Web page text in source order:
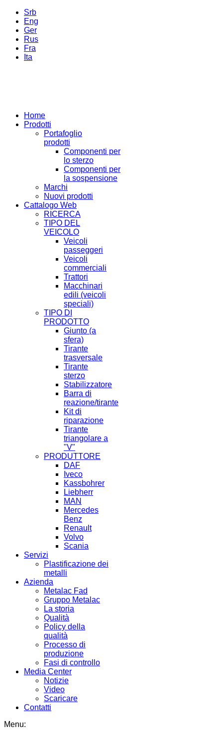
Srb
Eng
Ger
Rus
Fra
Ita
Home
Prodotti
Portafoglio
prodotti
Componenti per
lo sterzo
Componenti per
la sospensione
Marchi
Nuovi prodotti
Cattalogo Web
RICERCA
TIPO DEL
VEICOLO
Veicoli
passeggeri
Veicoli
commerciali
Trattori
Macchinari
edili (veicoli
speciali)
TIPO DI
PRODOTTO
Giunto (a
sfera)
Tirante
trasversale
Tirante
sterzo
Stabilizzatore
Barra di
reazione/tirante
Kit di
riparazione
Tirante
triangolare a
"V"
PRODUTTORE
DAF
Iveco
Kassbohrer
Liebherr
MAN
Mercedes
Benz
Renault
Volvo
Scania
Servizi
Plastificazione dei
metalli
Azienda
Metalac Fad
Gruppo Metalac
La storia
Qualità
Policy della
qualità
Processo di
produzione
Fasi di controllo
Media Center
Notizie
Video
Scaricare
Contatti
Menu: